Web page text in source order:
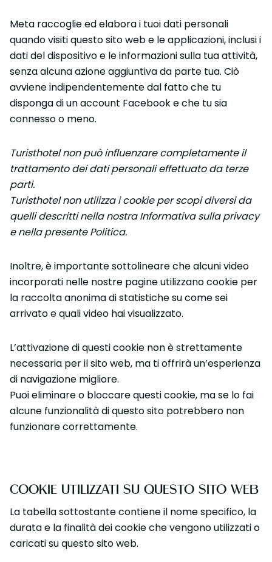
Meta raccoglie ed elabora i tuoi dati personali
quando visiti questo sito web e le applicazioni, inclusi i
dati del dispositivo e le informazioni sulla tua attività,
senza alcuna azione aggiuntiva da parte tua. Ciò
avviene indipendentemente dal fatto che tu
disponga di un account Facebook e che tu sia
connesso o meno.
Turisthotel non può influenzare completamente il
trattamento dei dati personali effettuato da terze
parti.
Turisthotel non utilizza i cookie per scopi diversi da
quelli descritti nella nostra Informativa sulla privacy
e nella presente Politica.
Inoltre, è importante sottolineare che alcuni video
incorporati nelle nostre pagine utilizzano cookie per
la raccolta anonima di statistiche su come sei
arrivato e quali video hai visualizzato.
L’attivazione di questi cookie non è strettamente
necessaria per il sito web, ma ti offrirà un’esperienza
di navigazione migliore.
Puoi eliminare o bloccare questi cookie, ma se lo fai
alcune funzionalità di questo sito potrebbero non
funzionare correttamente.
COOKIE UTILIZZATI SU QUESTO SITO WEB
La tabella sottostante contiene il nome specifico, la
durata e la finalità dei cookie che vengono utilizzati o
caricati su questo sito web.